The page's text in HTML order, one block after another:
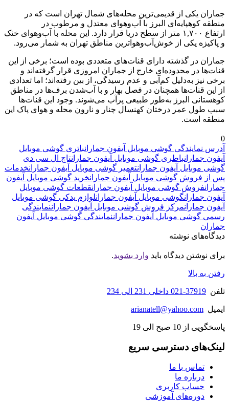
جماران یکی از قدیمی‌ترین محله‌های شمال تهران است که در
منطقه‌ کوهپایه‌ای البرز با آب‌وهوای معتدل و مرطوب در
ارتفاع ۱,۷۰۰ متر از سطح دریا قرار دارد. این محله با آب‌وهوای خنک
و پاکیزه یکی از خوش‌آب‌وهواترین مناطق تهران به شمار می‌رود.
جماران در گذشته دارای قنات‌های متعددی بوده است؛ برخی از این
قنات‌ها در محدوده‌ای خارج از جماران امروزی قرار گرفته‌اند و
برخی نیز به‌دلیل کم‌آبی و عدم رسیدگی، از بین رفته‌اند؛ اما تعدادی
از این قنات‌ها همچنان در فصل بهار و با آب‌شدن برف‌ها در مناطق
کوهستانی البرز به‌طور طبیعی پرآب می‌شوند. وجود این قنات‌ها
سبب طول عمر درختان کهنسال چنار و نارون محله و هوای پاک این
منطقه است.
0
آدرس نمایندگی گوشی موبایل آیفون جمارانباتری گوشی موبایل
آیفون جمارانباطری گوشی موبایل آیفون جمارانتاچ ال سی دی
گوشی موبایل آیفون جمارانتعمیر گوشی موبایل آیفون جمارانخدمات
پس از فروش گوشی موبایل آیفون جمارانخرید گوشی موبایل آیفون
جمارانفروش گوشی موبایل آیفون جمارانقطعات گوشی موبایل
آیفون جمارانگوشی موبایل آیفون جمارانلوازم یدکی گوشی موبایل
آیفون جمارانمرکز فروش گوشی موبایل آیفون جماراننمایندگی
رسمی گوشی موبایل آیفون جماراننمایندگی گوشی موبایل آیفون
جماران
دیدگاه‌های نوشته
برای نوشتن دیدگاه باید وارد بشوید.
رفتن به بالا
تلفن 37919-021 داخلی 231 الی 234
ایمیل arianatell@yahoo.com
پاسخگویی از 10 صبح الی 19
لینک‌های دسترسی سریع
تماس با ما
درباره ما
حساب کاربری
دوره‌های آموزشی